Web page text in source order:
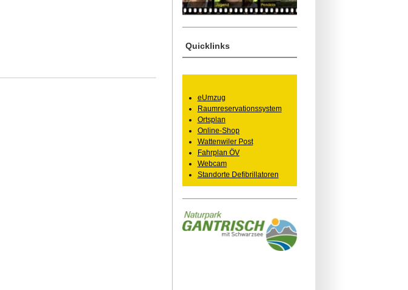
Quicklinks
eUmzug
Raumreservationssystem
Ortsplan
Online-Shop
Wattenwiler Post
Fahrplan ÖV
Webcam
Standorte Defibrillatoren